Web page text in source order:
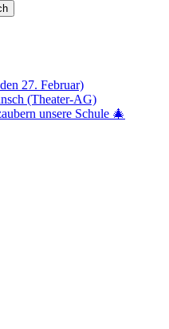
27. Februar)
(Theater-AG)
unsere Schule 🎄